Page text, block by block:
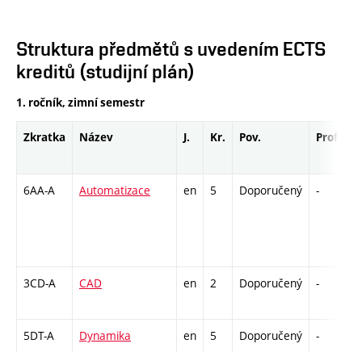
Struktura předmětů s uvedením ECTS
kreditů (studijní plán)
1. ročník, zimní semestr
Zkratka Název J. Kr. Pov. Prof.
6AA-A Automatizace en 5 Doporučený -
3CD-A CAD en 2 Doporučený -
5DT-A Dynamika en 5 Doporučený -